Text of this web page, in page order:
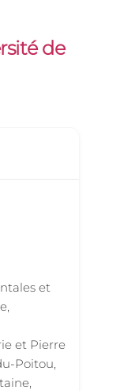
de
et
et Pierre
Poitou,